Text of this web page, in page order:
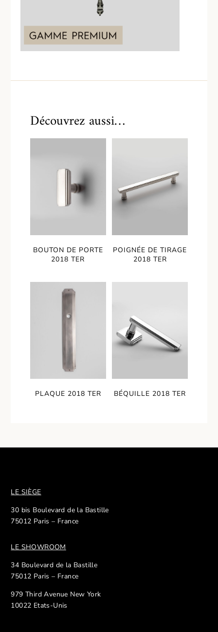
Découvrez aussi…
BOUTON DE PORTE
2018 TER
POIGNÉE DE TIRAGE
2018 TER
PLAQUE 2018 TER BÉQUILLE 2018 TER
LE SIÈGE
30 bis Boulevard de la Bastille
75012 Paris – France
LE SHOWROOM
34 Boulevard de la Bastille
75012 Paris – France
979 Third Avenue New York
10022 Etats-Unis